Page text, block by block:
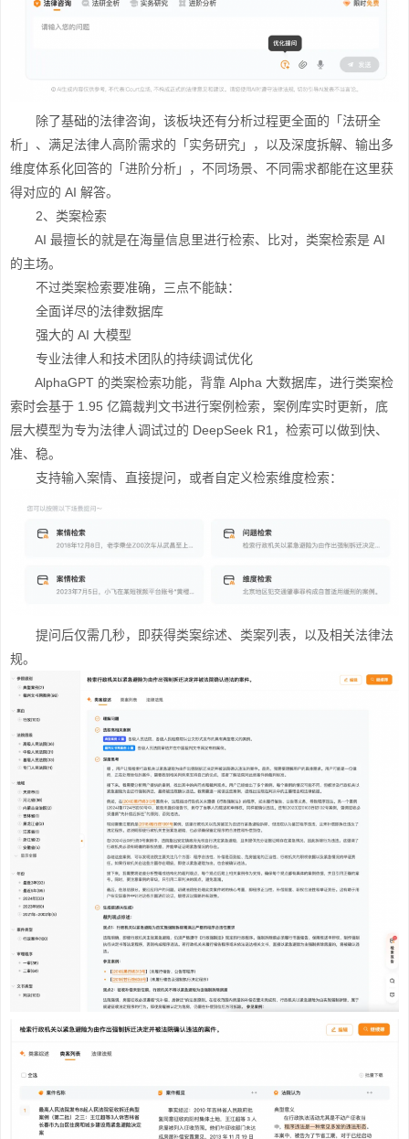
除了基础的法律咨询，该板块还有分析过程更全面的「法研全
析」、满足法律人高阶需求的「实务研究」，以及深度拆解、输出多
维度体系化回答的「进阶分析」，不同场景、不同需求都能在这里获
得对应的 AI 解答。
2、类案检索
AI 最擅长的就是在海量信息里进行检索、比对，类案检索是 AI
的主场。
不过类案检索要准确，三点不能缺：
全面详尽的法律数据库
强大的 AI 大模型
专业法律人和技术团队的持续调试优化
AlphaGPT 的类案检索功能，背靠 Alpha 大数据库，进行类案检
索时会基于 1.95 亿篇裁判文书进行案例检索，案例库实时更新，底
层大模型为专为法律人调试过的 DeepSeek R1，检索可以做到快、
准、稳。
支持输入案情、直接提问，或者自定义检索维度检索：
提问后仅需几秒，即获得类案综述、类案列表，以及相关法律法
规。